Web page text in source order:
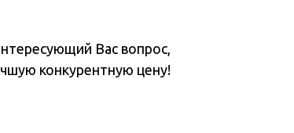
Вас вопрос,
конкурентную цену!